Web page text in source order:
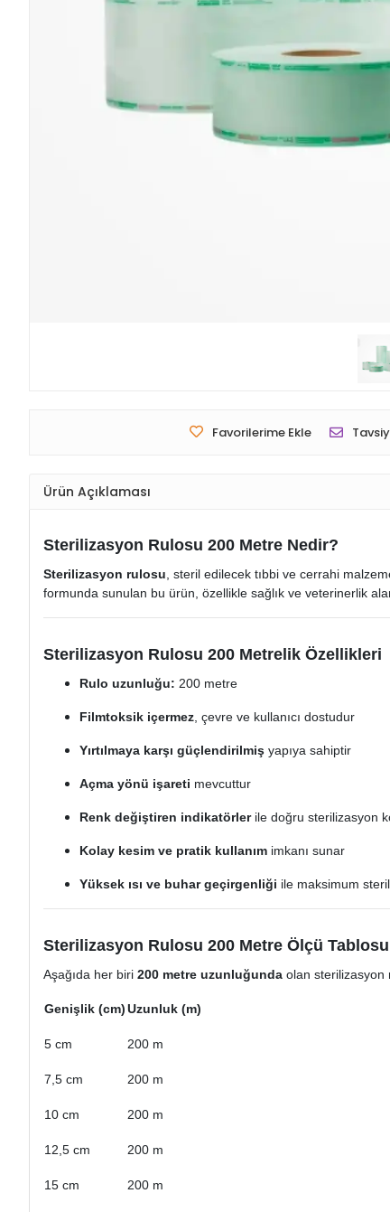
Favorilerime Ekle
Ürün Açıklaması
Sterilizasyon Rulosu 200 Metre Nedir?
Sterilizasyon rulosu, steril edilecek tıbbi ve cerrahi
formunda sunulan bu ürün, özellikle sağlık ve veterinerlik
Sterilizasyon Rulosu 200 Metrelik Özellikleri
Rulo uzunluğu: 200 metre
Filmtoksik içermez, çevre ve kullanıcı dostudur
Yırtılmaya karşı güçlendirilmiş yapıya sahiptir
Açma yönü işareti mevcuttur
Renk değiştiren indikatörlerile doğru sterilizasyon
Kolay kesim ve pratik kullanım imkanı sunar
Yüksek ısı ve buhar geçirgenliği ile maksimum
Sterilizasyon Rulosu 200 Metre Ölçü Tablosu
Aşağıda her biri 200 metre uzunluğunda olan sterilizasyon
Genişlik (cm)Uzunluk (m)
5 cm 200 m
7,5 cm 200 m
10 cm 200 m
12,5 cm 200 m
15 cm 200 m